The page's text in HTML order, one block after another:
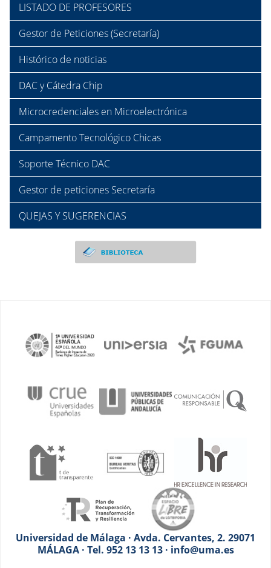
LISTADO DE PROFESORES
Gestor de Peticiones (Secretaría)
Histórico de noticias
DAC y Cátedra Chip
Microcredenciales en Microelectrónica
Campamento Tecnológico Chicas
Soporte Técnico DAC
Gestor de peticiones Secretaría
QUEJAS Y SUGERENCIAS
Universidad de Málaga · Avda. Cervantes, 2. 29071
MÁLAGA · Tel. 952 13 13 13 · info@uma.es